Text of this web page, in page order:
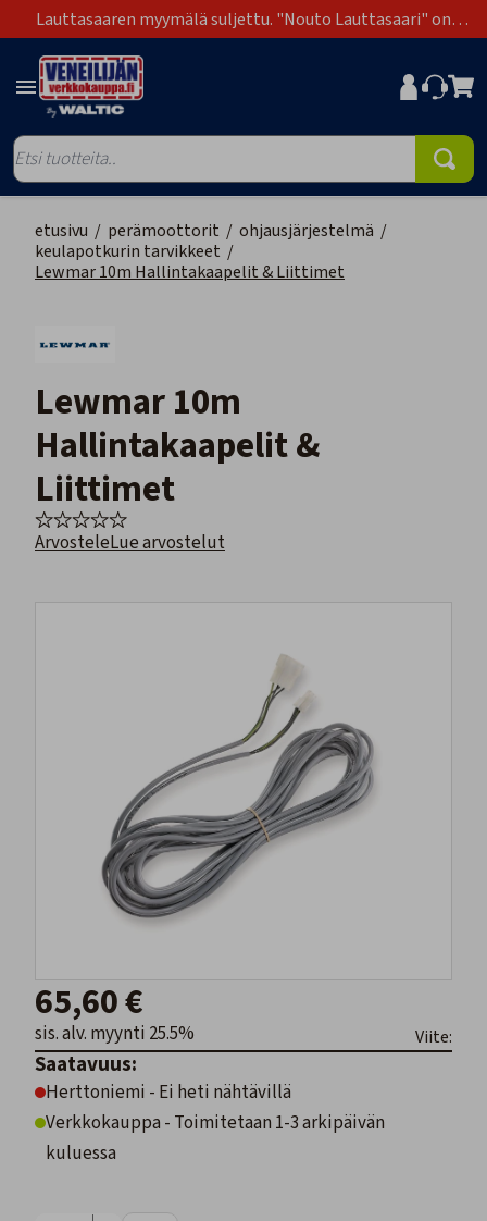
Lauttasaaren myymälä suljettu. "Nouto Lauttasaari" on
poistunut toimitustapavaihtoehdoista.
etusivu / perämoottorit / ohjausjärjestelmä /
keulapotkurin tarvikkeet /
Lewmar 10m Hallintakaapelit & Liittimet
Lewmar 10m
Hallintakaapelit &
Liittimet
ArvosteleLue arvostelut
65,60 €
sis. alv. myynti 25.5% Viite:
Saatavuus:
Herttoniemi - Ei heti nähtävillä
Verkkokauppa - Toimitetaan 1-3 arkipäivän
kuluessa